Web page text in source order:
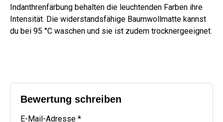
Indanthrenfärbung behalten die leuchtenden Farben ihre
Intensität. Die widerstandsfähige Baumwollmatte kannst
du bei 95 °C waschen und sie ist zudem trocknergeeignet.
Bewertung schreiben
E-Mail-Adresse *